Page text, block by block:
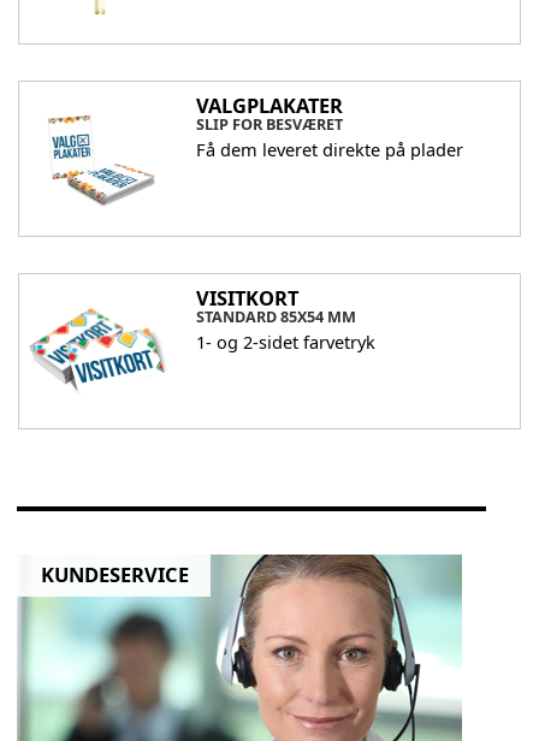
VALGPLAKATER
SLIP FOR BESVÆRET
Få dem leveret direkte på plader
VISITKORT
STANDARD 85X54 MM
1- og 2-sidet farvetryk
KUNDESERVICE